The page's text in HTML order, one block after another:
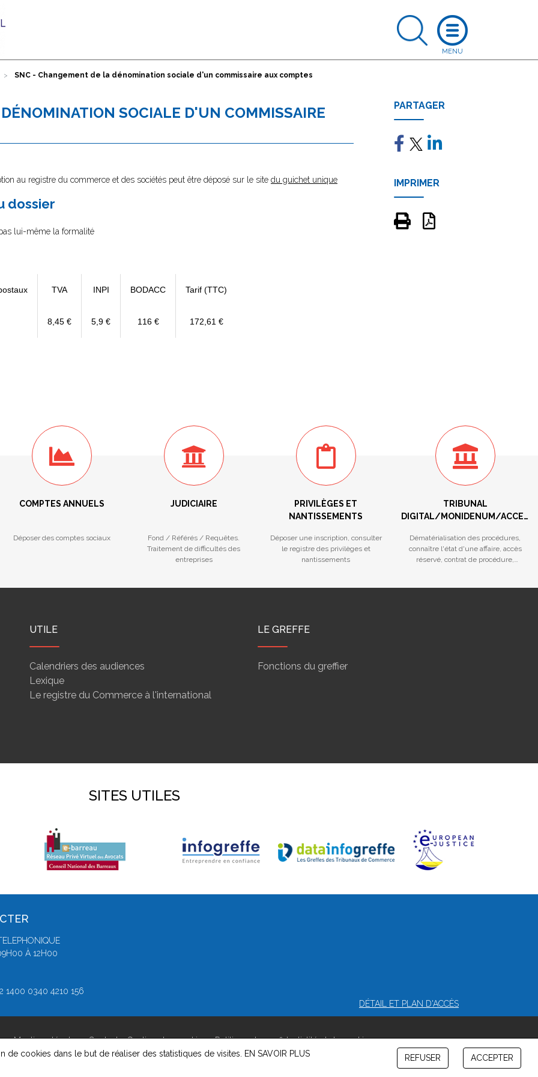
SNC - Changement de la dénomination sociale d'un commissaire aux comptes
SOCIALE D'UN COMMISSAIRE
au registre du commerce et des sociétés peut être déposé sur le site du guichet unique
dossier
lui-même la formalité
TVA INPI BODACC Tarif (TTC)
8,45 € 5,9 € 116 € 172,61 €
PARTAGER
IMPRIMER
COMPTES ANNUELS
Déposer des comptes sociaux
JUDICIAIRE
Fond / Référés / Requêtes.
Traitement de difficultés des
entreprises
PRIVILÈGES ET
NANTISSEMENTS
Déposer une inscription, consulter
le registre des privilèges et
nantissements
TRIBUNAL
DIGITAL/MONIDENUM/ACCES
Dématérialisation des procédures,
connaître l'état d'une affaire, accès
réservé, contrat de procédure,
UTILE
Calendriers des audiences
Lexique
Le registre du Commerce à l'international
LE GREFFE
Fonctions du greffier
SITES UTILES
À 12H00
1400 0340 4210 156
DÉTAIL ET PLAN D'ACCÈS
-Mentions légales-Contact-Gestion des cookies-Politique de confidentialité et de cookies
de cookies dans le but de réaliser des statistiques de visites.
EN SAVOIR PLUS REFUSER ACCEPTER